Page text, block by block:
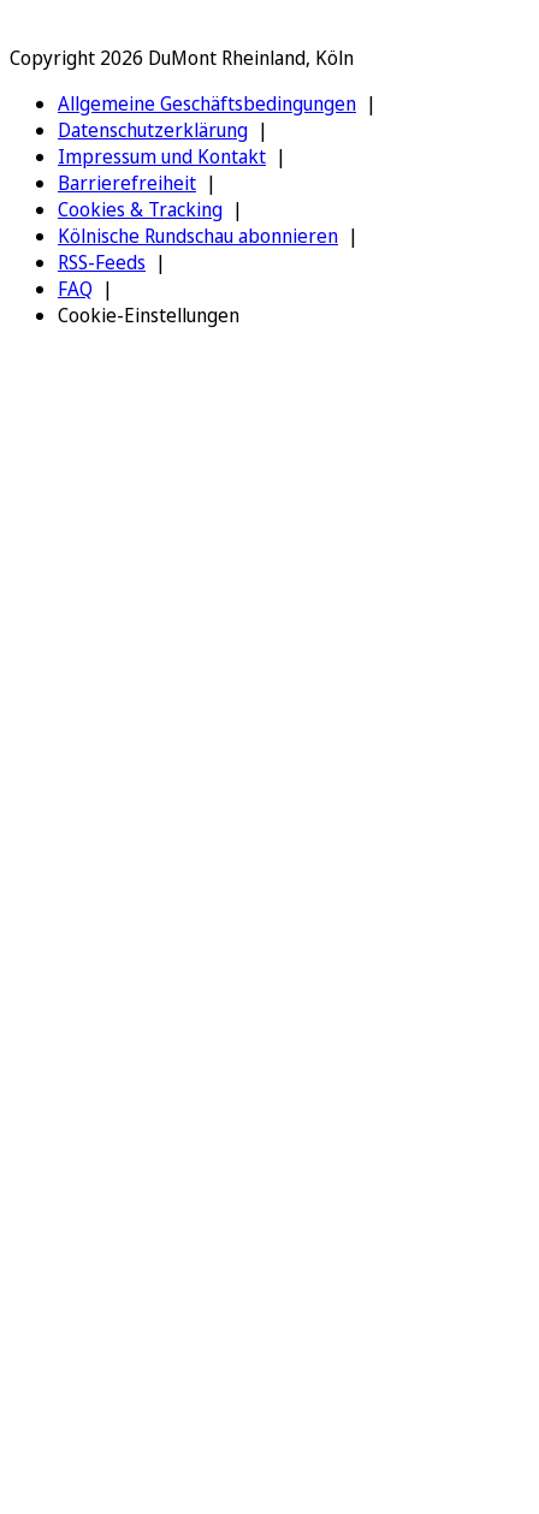
Copyright 2026 DuMont Rheinland, Köln
Allgemeine Geschäftsbedingungen
Datenschutzerklärung
Impressum und Kontakt
Barrierefreiheit
Cookies & Tracking
Kölnische Rundschau abonnieren
RSS-Feeds
FAQ
Cookie-Einstellungen